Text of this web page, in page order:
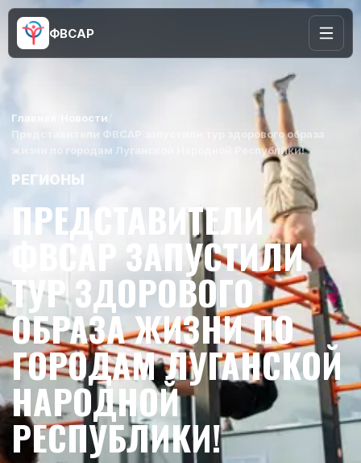
ФВСАР
Главная Новости
Представители ФВСАР запустили тур здорового образа
жизни по городам Луганской Народной Республики!
РЕГИОНЫ
ПРЕДСТАВИТЕЛИ
ФВСАР ЗАПУСТИЛИ
ТУР ЗДОРОВОГО
ОБРАЗА ЖИЗНИ ПО
ГОРОДАМ ЛУГАНСКОЙ
НАРОДНОЙ
РЕСПУБЛИКИ!